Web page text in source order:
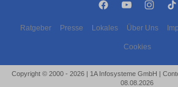
Ratgeber Presse Lokales Über Uns
Cookies
Copyright © 2000 - 2026 | 1A Infosysteme GmbH |
08.08.2026